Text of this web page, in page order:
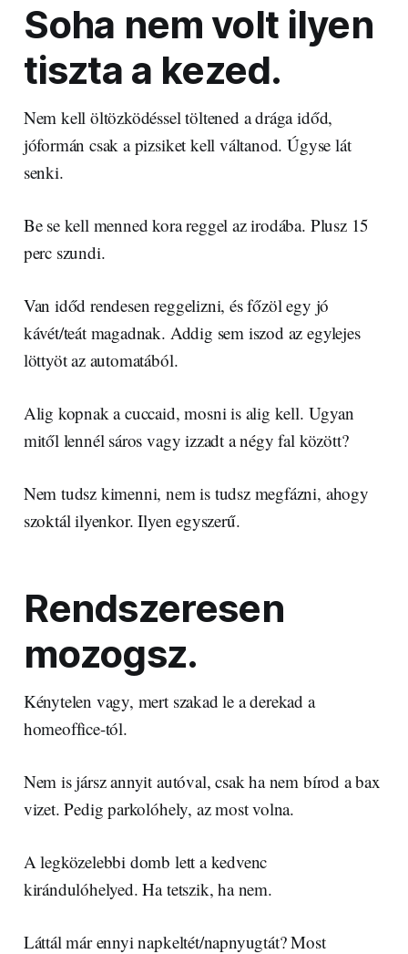
Soha nem volt ilyen
tiszta a kezed.
Nem kell öltözködéssel töltened a drága időd,
jóformán csak a pizsiket kell váltanod. Úgyse lát
senki.
Be se kell menned kora reggel az irodába. Plusz 15
perc szundi.
Van időd rendesen reggelizni, és főzöl egy jó
kávét/teát magadnak. Addig sem iszod az egylejes
löttyöt az automatából.
Alig kopnak a cuccaid, mosni is alig kell. Ugyan
mitől lennél sáros vagy izzadt a négy fal között?
Nem tudsz kimenni, nem is tudsz megfázni, ahogy
szoktál ilyenkor. Ilyen egyszerű.
Rendszeresen
mozogsz.
Kénytelen vagy, mert szakad le a derekad a
homeoffice-tól.
Nem is jársz annyit autóval, csak ha nem bírod a bax
vizet. Pedig parkolóhely, az most volna.
A legközelebbi domb lett a kedvenc
kirándulóhelyed. Ha tetszik, ha nem.
Láttál már ennyi napkeltét/napnyugtát? Most